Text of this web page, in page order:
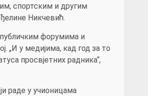
спортским и другим
Никчевић.
форумима и
„И у медијима, кад год за то
просвјетних радника“,
раде у учионицама